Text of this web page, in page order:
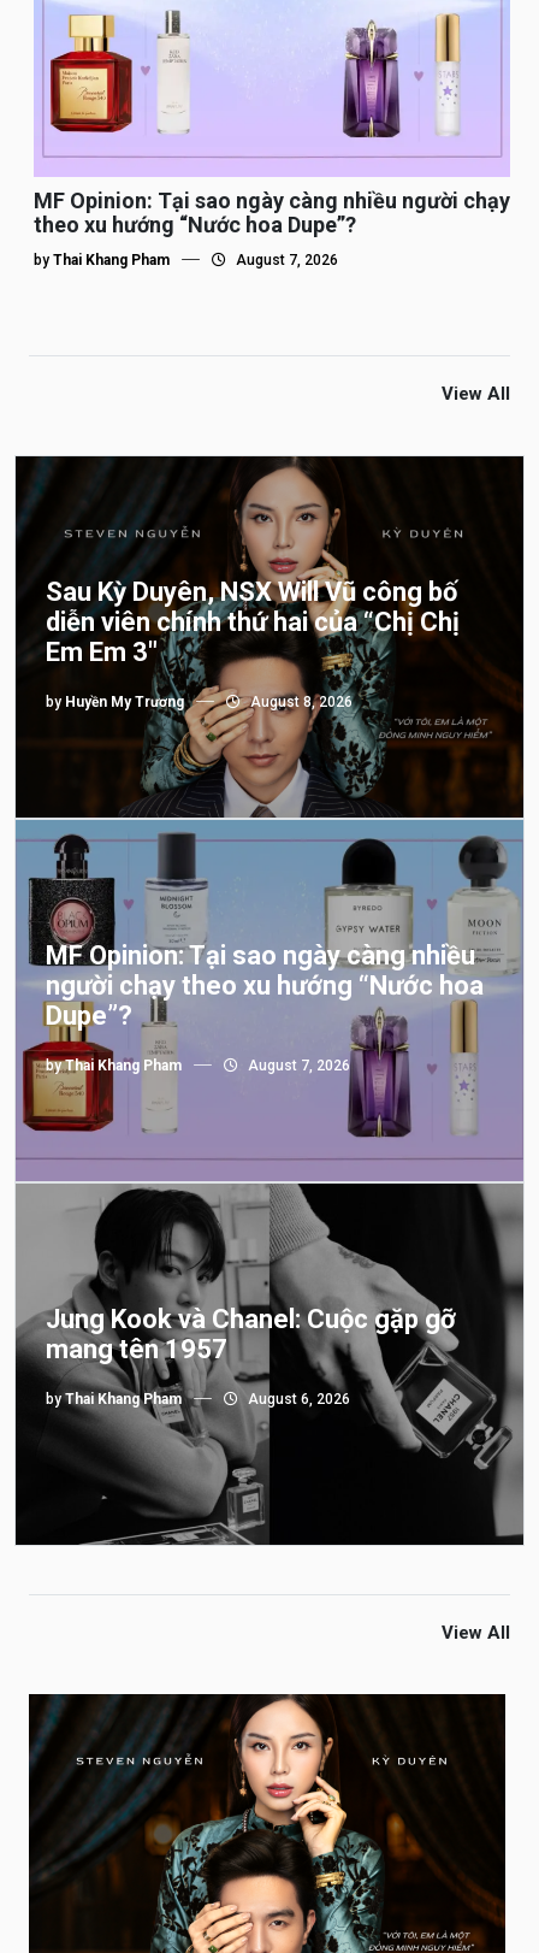
MF Opinion: Tại sao ngày càng nhiều người chạy
theo xu hướng “Nước hoa Dupe”?
by Thai Khang Pham August 7, 2026
View All
Sau Kỳ Duyên, NSX Will Vũ công bố
diễn viên chính thứ hai của “Chị Chị
Em Em 3″
by Huyền My Trương August 8, 2026
MF Opinion: Tại sao ngày càng nhiều
người chạy theo xu hướng “Nước hoa
Dupe”?
byThai Khang Pham August 7, 2026
Jung Kook và Chanel: Cuộc gặp gỡ
mang tên 1957
byThai Khang Pham August 6, 2026
View All